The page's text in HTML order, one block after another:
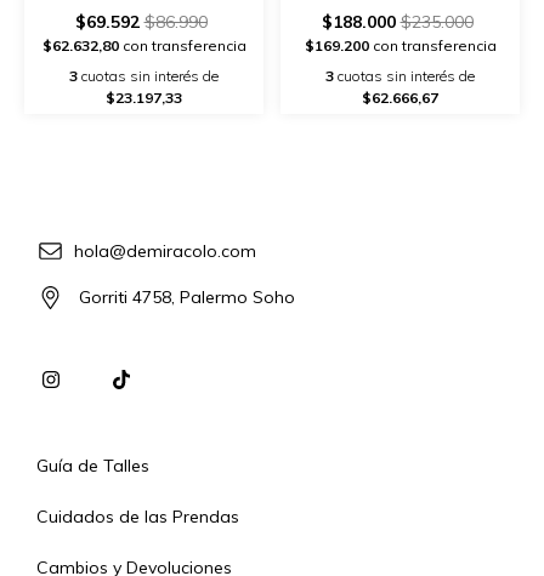
$69.592$86.990
$62.632,80con transferencia
3 cuotas sin interés de
$23.197,33
$188.000$235.000
$169.200con transferencia
3 cuotas sin interés de
$62.666,67
hola@demiracolo.com
Gorriti 4758, Palermo Soho
Guía de Talles
Cuidados de las Prendas
Cambios y Devoluciones